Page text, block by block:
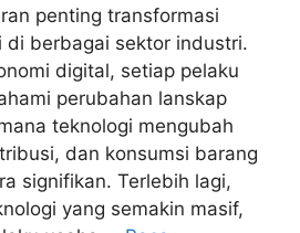
penting transformasi
di berbagai sektor industri.
digital, setiap pelaku
perubahan lanskap
teknologi mengubah
dan konsumsi barang
signifikan. Terlebih lagi,
yang semakin masif,